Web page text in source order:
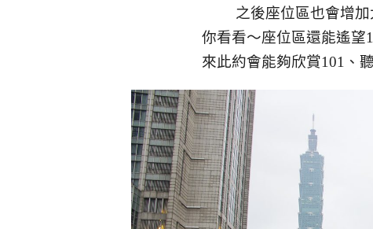
之後座位區也會增
你看看～座位區還能遙望
來此約會能夠欣賞101、